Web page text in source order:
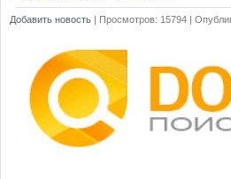
Добавить новость | Просмотров: 15794 |